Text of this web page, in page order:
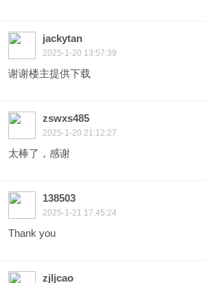
jackytan
2025-1-20 13:57:39
谢谢楼主提供下载
zswxs485
2025-1-20 21:12:27
太棒了，感谢
138503
2025-1-21 17:45:24
Thank you
zjljcao